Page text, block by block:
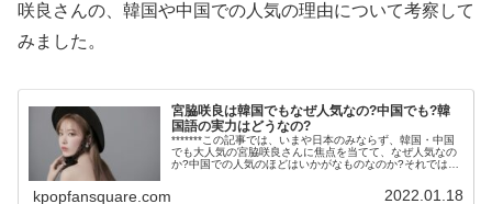
咲良さんの、韓国や中国での人気の理由について考察して
みました。
宮脇咲良は韓国でもなぜ人気なの?中国でも?韓
国語の実力はどうなの?
*******この記事では、いまや日本のみならず、韓国・中国
でも大人気の宮脇咲良さんに焦点を当てて、なぜ人気なの
か?中国での人気のほどはいかがなものなのか?それでは韓
kpopfansquare.com 2022.01.18